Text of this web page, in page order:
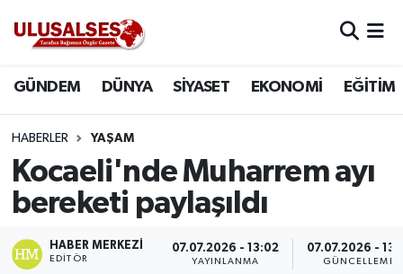
GÜNDEM DÜNYA SİYASET EKONOMİ EĞİTİM
HABERLER YAŞAM
Kocaeli'nde Muharrem ayı
bereketi paylaşıldı
HABER MERKEZI
EDITÖR
07.07.2026 - 13:02
YAYINLANMA
07.07.2026 -
GÜNCELLEME
DÜNYA
SİYASET
EKONOMİ
EĞİTİM
Trafik Durumu
Süper Lig Puan Durumu ve Fikstür
Tüm Manşetler
Son Dakika Haberleri